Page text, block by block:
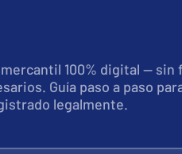
100% digital — sin
Guía paso a paso
legalmente.